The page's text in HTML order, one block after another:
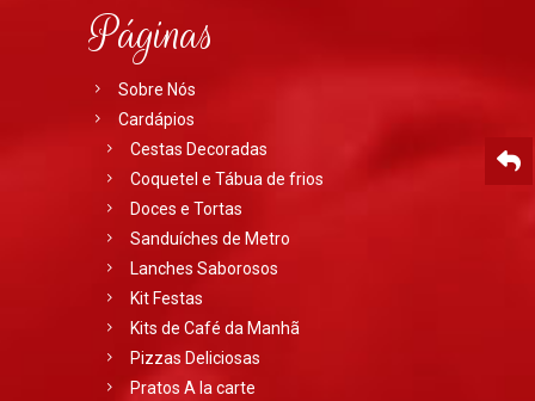
Páginas
Sobre Nós
Cardápios
Cestas Decoradas
Coquetel e Tábua de frios
Doces e Tortas
Sanduíches de Metro
Lanches Saborosos
Kit Festas
Kits de Café da Manhã
Pizzas Deliciosas
Pratos A la carte